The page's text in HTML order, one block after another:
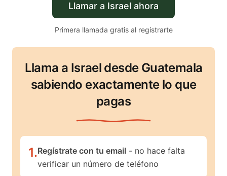
Llamar a Israel ahora
Primera llamada gratis al registrarte
Llama a Israel desde Guatemala
sabiendo exactamente lo que
pagas
1.Regístrate con tu email - no hace falta
verificar un número de teléfono